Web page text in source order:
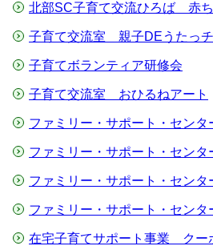
北部SC子育て交流ひろば 赤
子育て交流室 親子DEうたっチ
子育てボランティア研修会
子育て交流室 おひるねアート
ファミリー・サポート・センタ
ファミリー・サポート・センタ
ファミリー・サポート・センタ
ファミリー・サポート・センタ
在宅子育てサポート事業 クー